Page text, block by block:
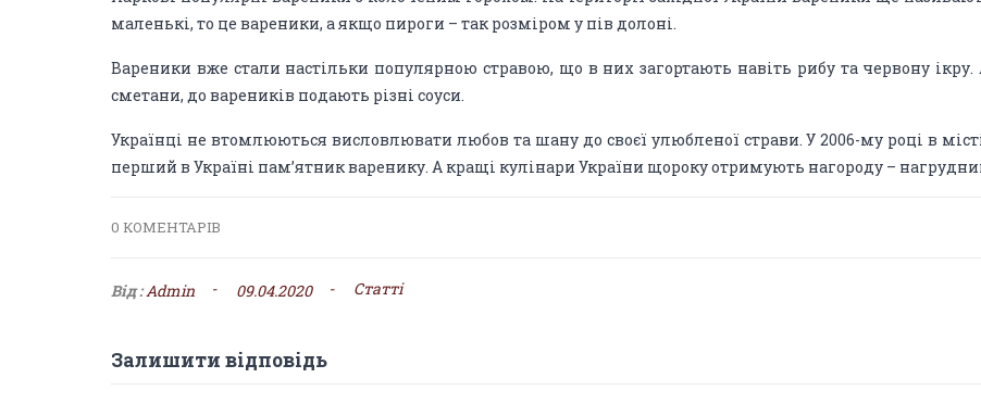
маленькі, то це вареники, а якщо пироги – так розміром у пів долоні.
Вареники вже стали настільки популярною стравою, що в них загортають навіть рибу та червону ікру.
сметани, до вареників подають різні соуси.
Українці не втомлюються висловлювати любов та шану до своєї улюбленої страви. У 2006-му році в
перший в Україні пам’ятник варенику. А кращі кулінари України щороку отримують нагороду –
0 КОМЕНТАРІВ
Від :Admin - 09.04.2020 - Статті
Залишити відповідь